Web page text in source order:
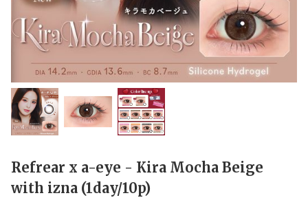
Refrear x a-eye - Kira Mocha Beige
with izna (1day/10p)